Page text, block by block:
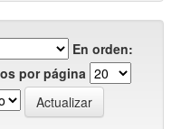
En orden:
por página